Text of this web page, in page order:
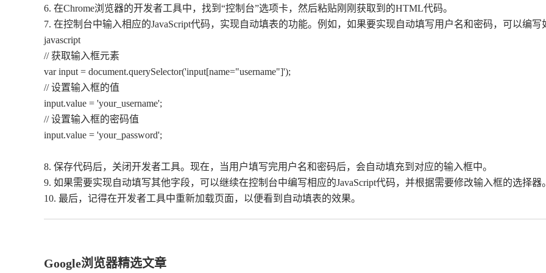
6. 在Chrome浏览器的开发者工具中，找到“控制台”选项卡，然后粘贴刚刚获取到的HTML代码。
7. 在控制台中输入相应的JavaScript代码，实现自动填表的功能。例如，如果要实现自动填写用户名和密码，可以编写
javascript
// 获取输入框元素
var input = document.querySelector('input[name="username"]');
// 设置输入框的值
input.value = 'your_username';
// 设置输入框的密码值
input.value = 'your_password';
8. 保存代码后，关闭开发者工具。现在，当用户填写完用户名和密码后，会自动填充到对应的输入框中。
9. 如果需要实现自动填写其他字段，可以继续在控制台中编写相应的JavaScript代码，并根据需要修改输入框的选择器。
10. 最后，记得在开发者工具中重新加载页面，以便看到自动填表的效果。
Google浏览器精选文章